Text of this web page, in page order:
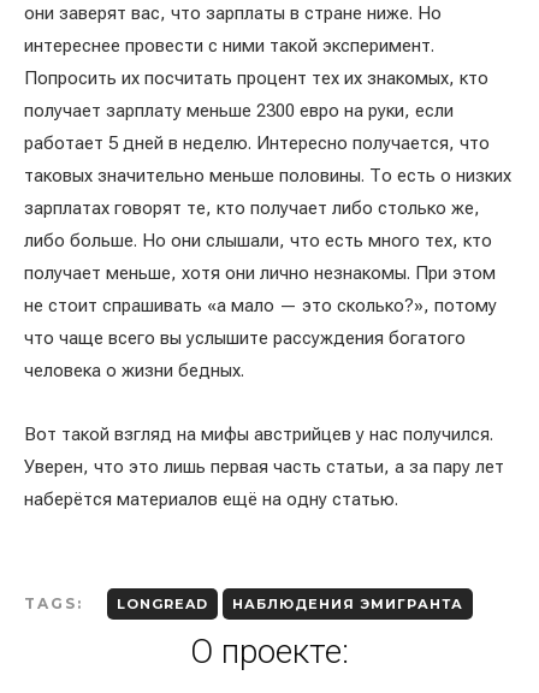
они заверят вас, что зарплаты в стране ниже. Но
интереснее провести с ними такой эксперимент.
Попросить их посчитать процент тех их знакомых, кто
получает зарплату меньше 2300 евро на руки, если
работает 5 дней в неделю. Интересно получается, что
таковых значительно меньше половины. То есть о низких
зарплатах говорят те, кто получает либо столько же,
либо больше. Но они слышали, что есть много тех, кто
получает меньше, хотя они лично незнакомы. При этом
не стоит спрашивать «а мало — это сколько?», потому
что чаще всего вы услышите рассуждения богатого
человека о жизни бедных.
Вот такой взгляд на мифы австрийцев у нас получился.
Уверен, что это лишь первая часть статьи, а за пару лет
наберётся материалов ещё на одну статью.
TAGS: LONGREAD НАБЛЮДЕНИЯ ЭМИГРАНТА
О проекте: